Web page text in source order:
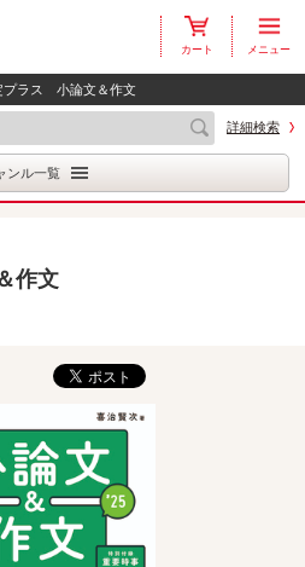
カート メニュー
プラス 小論文＆作文
詳細検索
ンル一覧
作文